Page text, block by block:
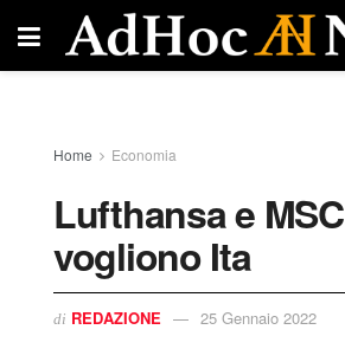
Home Economia
Lufthansa e MSC
vogliono Ita
di REDAZIONE 25 Gennaio 2022